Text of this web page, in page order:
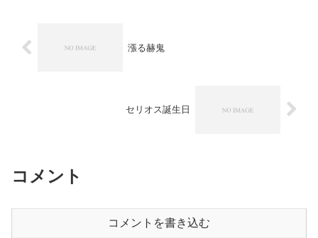
漲る赫鬼
セリオス誕生日
コメント
コメントを書き込む